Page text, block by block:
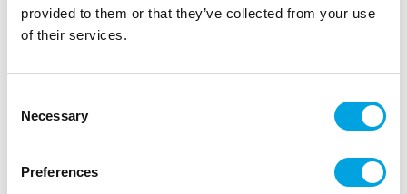
provided to them or that they’ve collected from your use
of their services.
Selection
Necessary
Preferences
Katy Sue silikonimuotilla teet ihanan söpöt Tonttu-
koristeet kakkuihin ja muuhun joulun leivontaan.
koristeita suklaasta, Deco Meltsistä,